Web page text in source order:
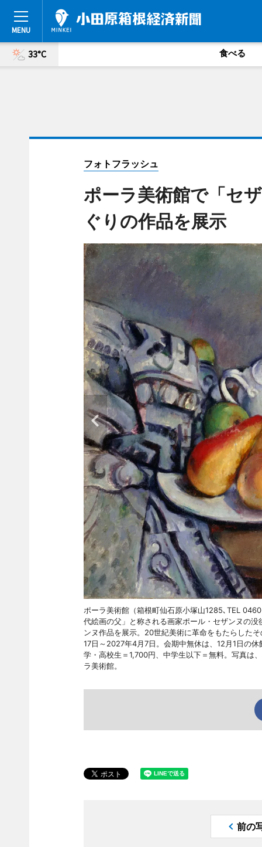
33°C 食べる
フォトフラッシュ
ポーラ美術館で「セ
ぐりの作品を展示
ポーラ美術館（箱根町仙石原小塚山1285､TEL
代絵画の父」と称される画家ポール・セザンヌの
ンヌ作品を展示。20世紀美術に革命をもたらした
17日～2027年4月7日。会期中無休は、12月1日の
学・高校生＝1,700円、中学生以下＝無料。写真は
ラ美術館。
前の